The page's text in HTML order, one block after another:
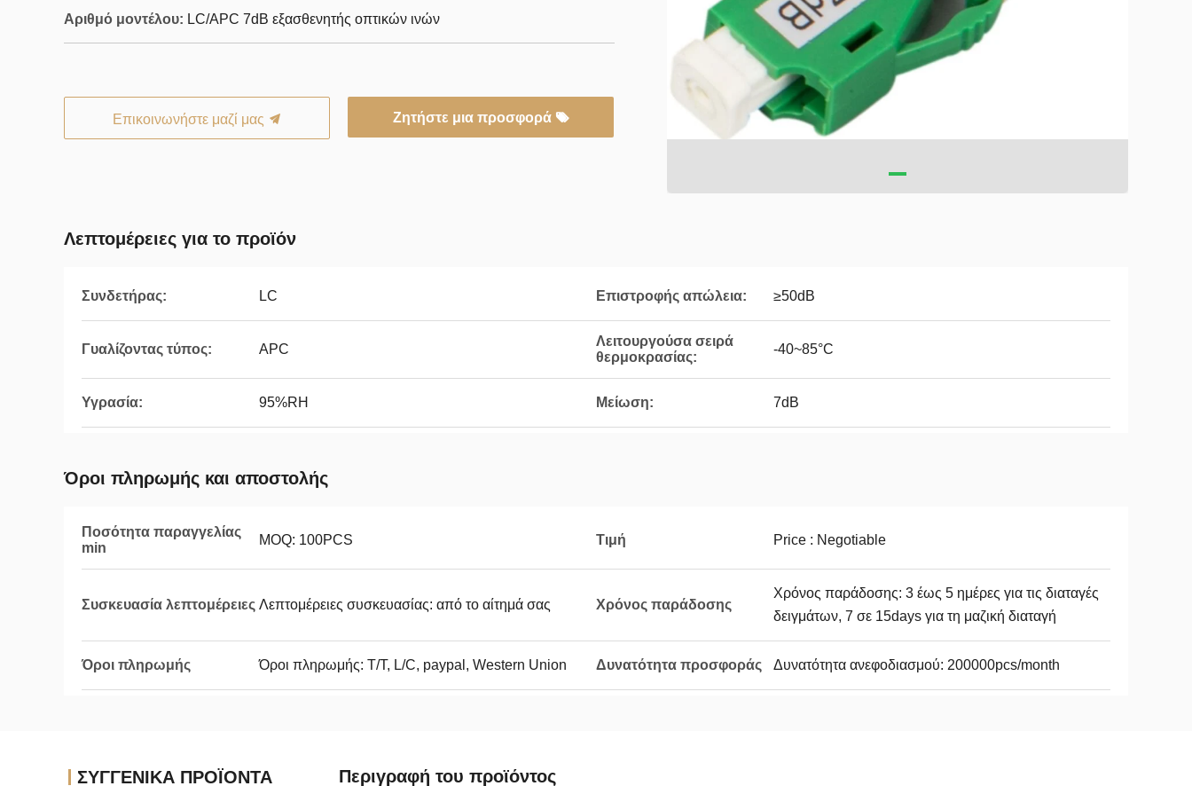
Αριθμό μοντέλου: LC/APC 7dB εξασθενητής οπτικών ινών
Επικοινωνήστε μαζί μας Ζητήστε μια προσφορά
Λεπτομέρειες για το προϊόν
Συνδετήρας: LC Επιστροφής απώλεια: ≥50dB
Γυαλίζοντας τύπος: APC
Λειτουργούσα σειρά
θερμοκρασίας:
-40~85°C
Υγρασία: 95%RH Μείωση: 7dB
Όροι πληρωμής και αποστολής
Ποσότητα παραγγελίας
min
MOQ: 100PCS Τιμή Price : Negotiable
Συσκευασία λεπτομέρειες Λεπτομέρειες συσκευασίας: από το αίτημά σας Χρόνος παράδοσης
Χρόνος παράδοσης: 3 έως 5 ημέρες για τις διαταγές
δειγμάτων, 7 σε 15days για τη μαζική διαταγή
Όροι πληρωμής Όροι πληρωμής: T/T, L/C, paypal, Western Union Δυνατότητα προσφοράς Δυνατότητα ανεφοδιασμού: 200000pcs/month
ΣΥΓΓΕΝΙΚΆ ΠΡΟΪΌΝΤΑ Περιγραφή του προϊόντος